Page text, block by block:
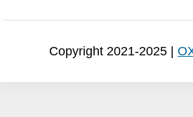
Copyright 2021-2025 |